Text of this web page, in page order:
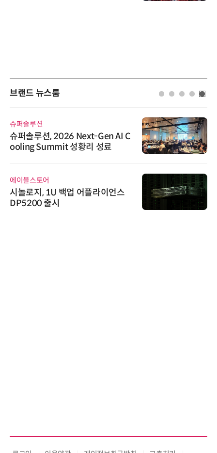
브랜드 뉴스룸
슈퍼솔루션
슈퍼솔루션, 2026 Next-Gen AI C
ooling Summit 성황리 성료
에이블스토어
시놀로지, 1U 백업 어플라이언스
DP5200 출시